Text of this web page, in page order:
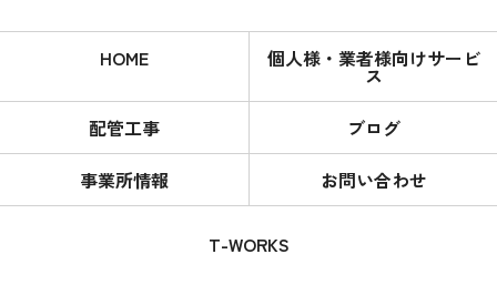
HOME 個人様・業者様向けサービ
ス
配管工事
ブログ
事業所情報
お問い合わせ
T-WORKS